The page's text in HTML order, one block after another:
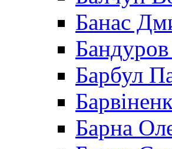
Банас
Барбул
Барна